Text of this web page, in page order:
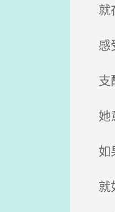
就
感
支
她
如
就